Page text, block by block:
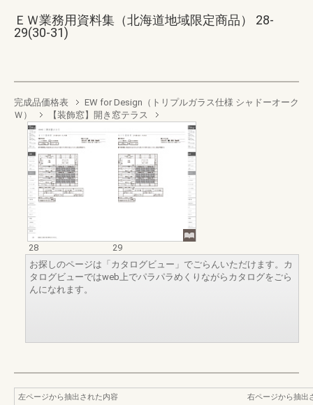
ＥＷ業務用資料集（北海道地域限定商品） 28-
29(30-31)
完成品価格表
EW for Design（トリプルガラス仕様 シャドーオーク
Ｗ）
【装飾窓】開き窓テラス
28
29
お探しのページは「カタログビュー」でごらんいただけます。カ
タログビューではweb上でパラパラめくりながらカタログをごら
んになれます。
左ページから抽出された内容
右ページから抽出